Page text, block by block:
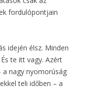
fordulópontjain
idején élsz. Minden
te itt vagy. Azért
a nagy nyomorúság
teli időben – a